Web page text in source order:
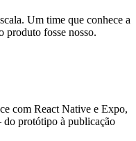
Um time que conhece a
produto fosse nosso.
com React Native e Expo,
protótipo à publicação